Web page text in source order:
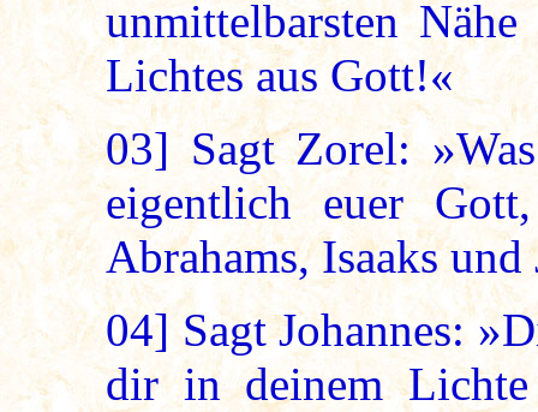
unmittelbarsten
Lichtes aus Gott!«
03]Sagt Zorel:
eigentlich euer
Abrahams, Isaaks und
04] Sagt Johannes:
dir in deinem